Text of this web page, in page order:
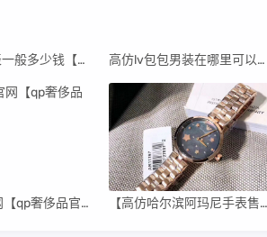
罗杰杜彼手表一般多少钱【罗杰杜彼男士手表高仿】 高仿lv包包男装在哪里可以买(高仿LV男包在哪里买)
qp奢侈品官网【qp奢侈品官网男鞋】 【高仿哈尔滨阿玛尼手表售后维修中心】